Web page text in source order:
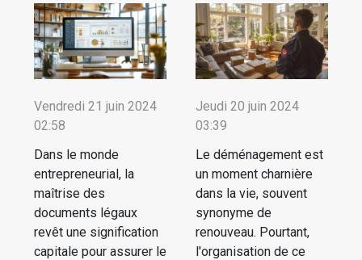
Vendredi 21 juin 2024
02:58
Dans le monde
entrepreneurial, la
maîtrise des
documents légaux
revêt une signification
capitale pour assurer le
Jeudi 20 juin 2024
03:39
Le déménagement est
un moment charnière
dans la vie, souvent
synonyme de
renouveau. Pourtant,
l'organisation de ce